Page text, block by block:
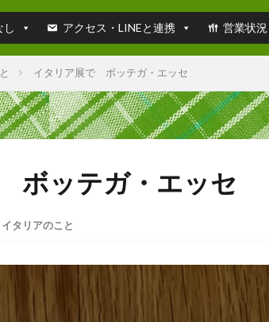
し アクセス・LINEと連携 営業状
イタリア展で ボッテガ・エッセ
ボッテガ・エッセ
イタリアのこと